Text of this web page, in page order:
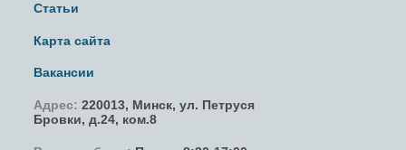
Статьи
Карта сайта
Вакансии
Адрес: 220013, Минск, ул. Петруся
Бровки, д.24, ком.8